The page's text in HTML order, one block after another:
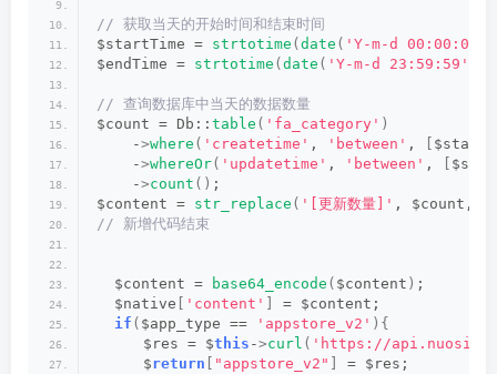
// 获取当天的开始时间和结束时间
$startTime = strtotime ( date ( 'Y-m-d 00:00:00'
$endTime = strtotime ( date ( 'Y-m-d 23:59:59'
// 查询数据库中当天的数据数量
$count = Db:: table ( 'fa_category' )
    -
>where ( 'createtime' , 'between' ,
    -
>whereOr( 'updatetime' , 'between' ,
    -
>count () ;
$content = str_replace ( '[更新数量]' , $count,
// 新增代码结束
  $content =
base64_encode ( $content ) ;
  $native
'content'
= $content;
if ( $app_type == 'appstore_v2' ){
  　　$res = $
this ->curl ( 'https://
  　　$
return "appstore_v2"
= $res;